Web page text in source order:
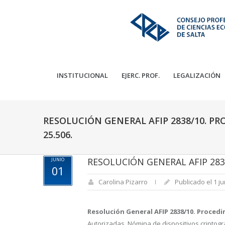
INSTITUCIONAL EJERC. PROF. LEGALIZACIÓN
RESOLUCIÓN GENERAL AFIP 2838/10.
25.506.
JUNIO
01
RESOLUCIÓN GENERAL AFIP
Carolina Pizarro Publicado el 1
Resolución General AFIP 2838/10.